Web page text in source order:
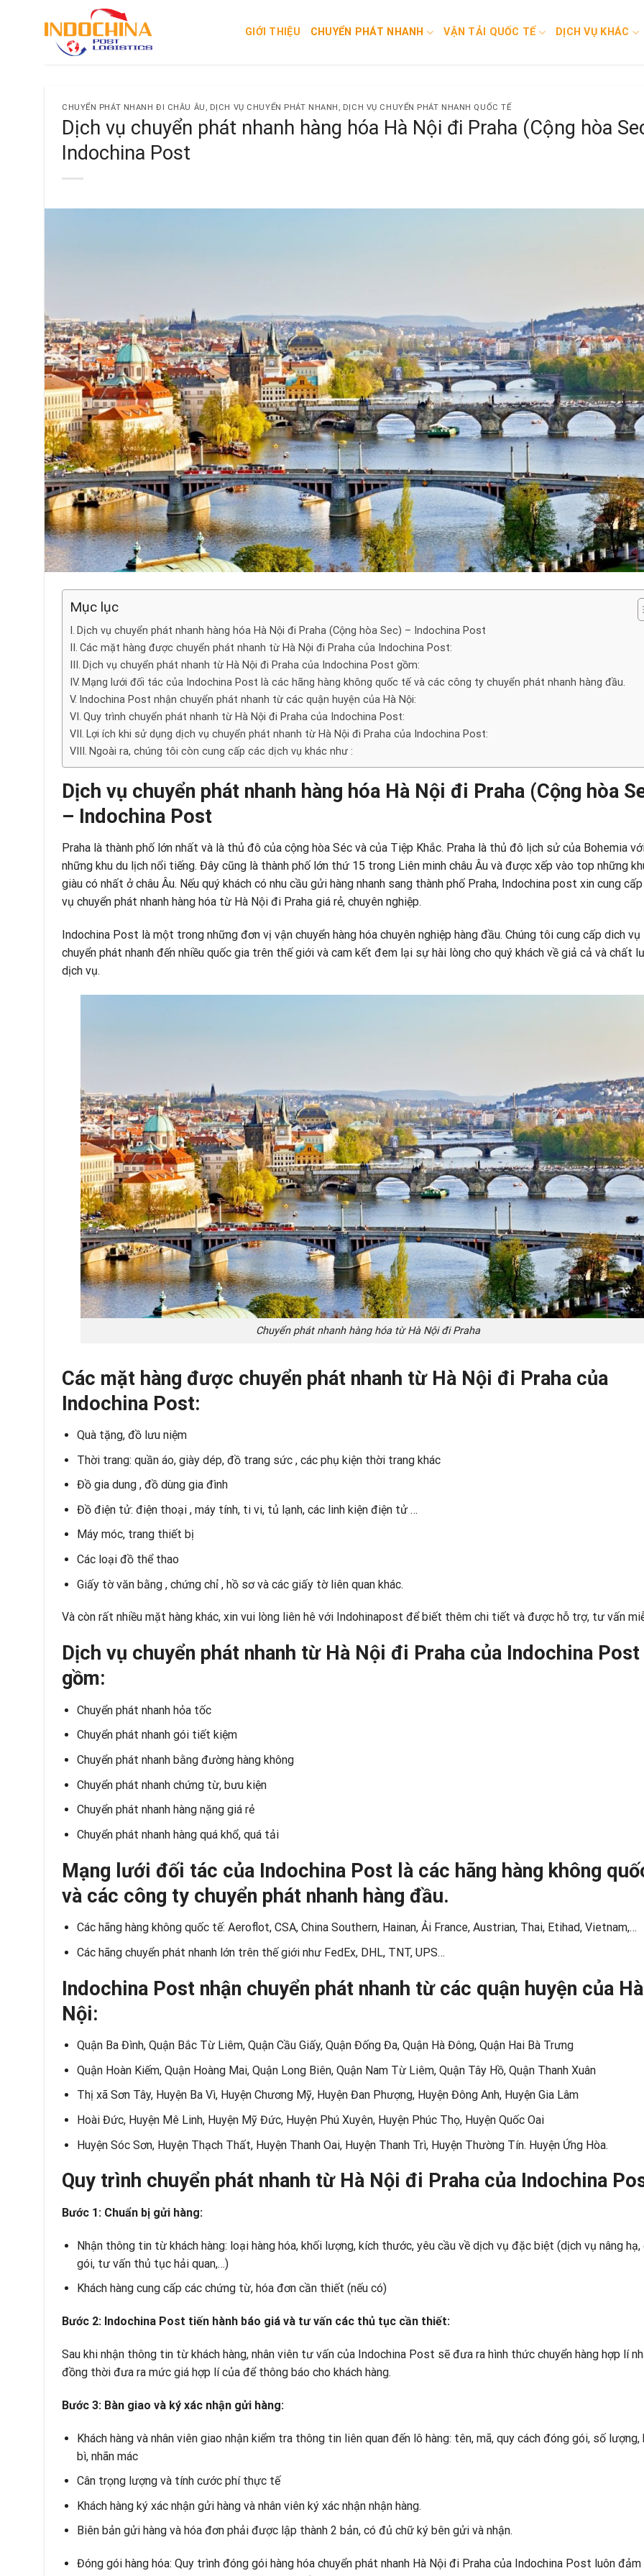
GIỚI THIỆU CHUYỂN PHÁT NHANH VẬN TẢI QUỐC TẾ DỊCH VỤ KHÁC
CHUYỂN PHÁT NHANH ĐI CHÂU ÂU , DỊCH VỤ CHUYỂN PHÁT NHANH , DỊCH VỤ CHUYỂN PHÁT NHANH QUỐC TẾ
Dịch vụ chuyển phát nhanh hàng hóa Hà Nội đi Praha (Cộng hòa
Indochina Post
Mục lục
Dịch vụ chuyển phát nhanh hàng hóa Hà Nội đi Praha (Cộng hòa Sec) – Indochina Post
Các mặt hàng được chuyển phát nhanh từ Hà Nội đi Praha của Indochina Post:
Dịch vụ chuyển phát nhanh từ Hà Nội đi Praha của Indochina Post gồm:
Mạng lưới đối tác của Indochina Post là các hãng hàng không quốc tế và các công ty chuyển phát nhanh hàng đầu.
Indochina Post nhận chuyển phát nhanh từ các quận huyện của Hà Nội:
Quy trình chuyển phát nhanh từ Hà Nội đi Praha của Indochina Post:
Lợi ích khi sử dụng dịch vụ chuyển phát nhanh từ Hà Nội đi Praha của Indochina Post:
Ngoài ra, chúng tôi còn cung cấp các dịch vụ khác như :
Dịch vụ chuyển phát nhanh hàng hóa Hà Nội đi Praha (Cộng hòa
– Indochina Post
Praha là thành phố lớn nhất và là thủ đô của cộng hòa Séc và của Tiệp Khắc. Praha là thủ đô lịch sử của Bohemia
những khu du lịch nổi tiếng. Đây cũng là thành phố lớn thứ 15 trong Liên minh châu Âu và được xếp vào top những
giàu có nhất ở châu Âu. Nếu quý khách có nhu cầu gửi hàng nhanh sang thành phố Praha, Indochina post xin cung
vụ chuyển phát nhanh hàng hóa từ Hà Nội đi Praha giá rẻ, chuyên nghiệp.
Indochina Post là một trong những đơn vị vận chuyển hàng hóa chuyên nghiệp hàng đầu. Chúng tôi cung cấp dich vụ
chuyển phát nhanh đến nhiều quốc gia trên thế giới và cam kết đem lại sự hài lòng cho quý khách về giả cả và chất
dịch vụ.
Chuyển phát nhanh hàng hóa từ Hà Nội đi Praha
Các mặt hàng được chuyển phát nhanh từ Hà Nội đi Praha của
Indochina Post:
Quà tặng, đồ lưu niệm
Thời trang: quần áo, giày dép, đồ trang sức , các phụ kiện thời trang khác
Đồ gia dung , đồ dùng gia đình
Đồ điện tử: điện thoại , máy tính, ti vi, tủ lạnh, các linh kiện điện tử …
Máy móc, trang thiết bị
Các loại đồ thể thao
Giấy tờ văn bằng , chứng chỉ , hồ sơ và các giấy tờ liên quan khác.
Và còn rất nhiều mặt hàng khác, xin vui lòng liên hê với Indohinapost để biết thêm chi tiết và được hỗ trợ, tư vấn
Dịch vụ chuyển phát nhanh từ Hà Nội đi Praha của Indochina Post
gồm:
Chuyển phát nhanh hỏa tốc
Chuyển phát nhanh gói tiết kiệm
Chuyển phát nhanh bằng đường hàng không
Chuyển phát nhanh chứng từ, bưu kiện
Chuyển phát nhanh hàng nặng giá rẻ
Chuyển phát nhanh hàng quá khổ, quá tải
Mạng lưới đối tác của Indochina Post là các hãng hàng không
và các công ty chuyển phát nhanh hàng đầu.
Các hãng hàng không quốc tế: Aeroflot, CSA, China Southern, Hainan, Ải France, Austrian, Thai, Etihad, Vietnam,…
Các hãng chuyển phát nhanh lớn trên thế giới như FedEx, DHL, TNT, UPS…
Indochina Post nhận chuyển phát nhanh từ các quận huyện của Hà
Nội:
Quận Ba Đình, Quận Bắc Từ Liêm, Quận Cầu Giấy, Quận Đống Đa, Quận Hà Đông, Quận Hai Bà Trưng
Quận Hoàn Kiếm, Quận Hoàng Mai, Quận Long Biên, Quận Nam Từ Liêm, Quận Tây Hồ, Quận Thanh Xuân
Thị xã Sơn Tây, Huyện Ba Vì, Huyện Chương Mỹ, Huyện Đan Phượng, Huyện Đông Anh, Huyện Gia Lâm
Hoài Đức, Huyện Mê Linh, Huyện Mỹ Đức, Huyện Phú Xuyên, Huyện Phúc Thọ, Huyện Quốc Oai
Huyện Sóc Sơn, Huyện Thạch Thất, Huyện Thanh Oai, Huyện Thanh Trì, Huyện Thường Tín. Huyện Ứng Hòa.
Quy trình chuyển phát nhanh từ Hà Nội đi Praha của Indochina
Bước 1: Chuẩn bị gửi hàng:
Nhận thông tin từ khách hàng: loại hàng hóa, khối lượng, kích thước, yêu cầu về dịch vụ đặc biệt (dịch vụ nâng hạ,
gói, tư vấn thủ tục hải quan,…)
Khách hàng cung cấp các chứng từ, hóa đơn cần thiết (nếu có)
Bước 2: Indochina Post tiến hành báo giá và tư vấn các thủ tục cần thiết:
Sau khi nhận thông tin từ khách hàng, nhân viên tư vấn của Indochina Post sẽ đưa ra hình thức chuyển hàng hợp lí
đồng thời đưa ra mức giá hợp lí của để thông báo cho khách hàng.
Bước 3: Bàn giao và ký xác nhận gửi hàng:
Khách hàng và nhân viên giao nhận kiểm tra thông tin liên quan đến lô hàng: tên, mã, quy cách đóng gói, số lượng,
bì, nhãn mác
Cân trọng lượng và tính cước phí thực tế
Khách hàng ký xác nhận gửi hàng và nhân viên ký xác nhận nhận hàng.
Biên bản gửi hàng và hóa đơn phải được lập thành 2 bản, có đủ chữ ký bên gửi và nhận.
Đóng gói hàng hóa: Quy trình đóng gói hàng hóa chuyển phát nhanh Hà Nội đi Praha của Indochina Post luôn